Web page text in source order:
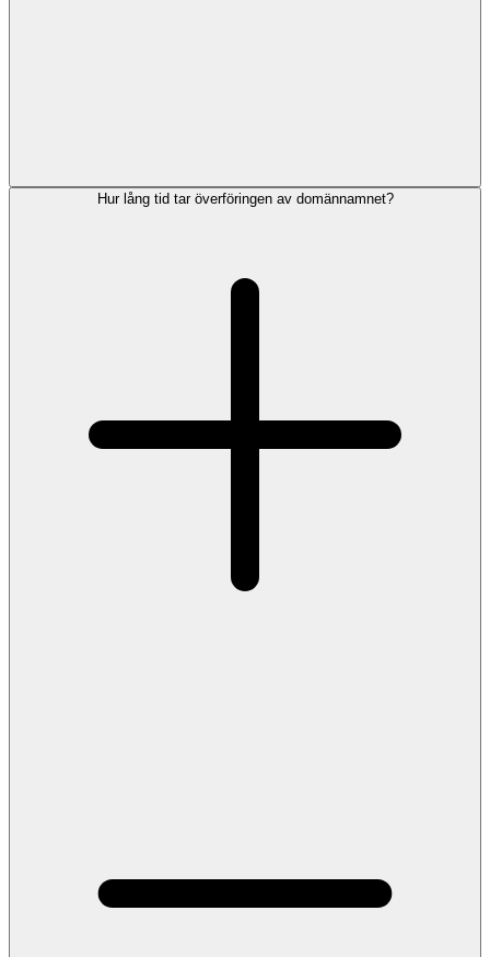
Hur lång tid tar överföringen av domännamnet?